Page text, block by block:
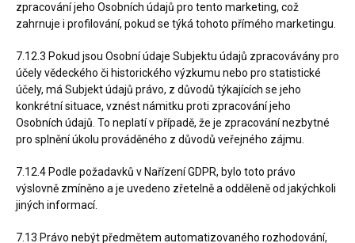
zpracování jeho Osobních údajů pro tento marketing, což
zahrnuje i profilování, pokud se týká tohoto přímého marketingu.
7.12.3 Pokud jsou Osobní údaje Subjektu údajů zpracovávány pro
účely vědeckého či historického výzkumu nebo pro statistické
účely, má Subjekt údajů právo, z důvodů týkajících se jeho
konkrétní situace, vznést námitku proti zpracování jeho
Osobních údajů. To neplatí v případě, že je zpracování nezbytné
pro splnění úkolu prováděného z důvodů veřejného zájmu.
7.12.4 Podle požadavků v Nařízení GDPR, bylo toto právo
výslovně zmíněno a je uvedeno zřetelně a odděleně od jakýchkoli
jiných informací.
7.13 Právo nebýt předmětem automatizovaného rozhodování,